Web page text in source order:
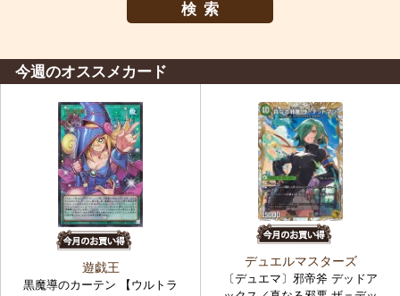
検索
今週のオススメカード
遊戯王
黒魔導のカーテン 【ウルトラ
デュエルマスターズ
〔デュエマ〕邪帝斧 デッドア